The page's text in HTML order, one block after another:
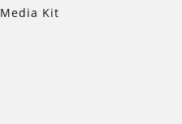
Media Kit